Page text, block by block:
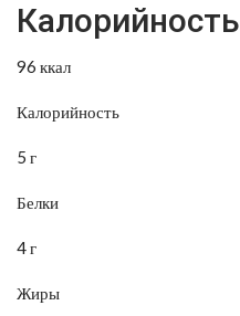
Калорийность
96 ккал
Калорийность
5 г
Белки
4 г
Жиры